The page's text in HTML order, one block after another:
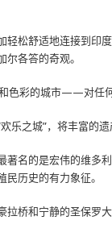
轻松舒适地连接到印
各答的奇观。
彩的城市——对任何
乐之城”，将丰富的遗
著名的是宏伟的维多
历史的有力象征。
拉桥和宁静的圣保罗